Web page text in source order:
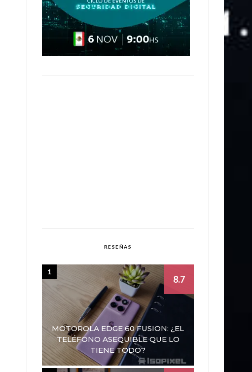
RESEÑAS
MOTOROLA EDGE 60 FUSION: ¿EL
TELÉFONO ASEQUIBLE QUE LO
TIENE TODO?
8.7
1